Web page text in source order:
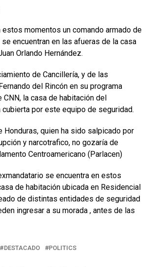
estos momentos un comando armado de
encuentran en las afueras de la casa
Orlando Hernández.
de Cancillería, y de las
del Rincón en su programa
CNN, la casa de habitación del
por este equipo de seguridad.
Honduras, quien ha sido salpicado por
y narcotrafico, no gozaría de
Centroamericano (Parlacen)
se encuentra en estos
de habitación ubicada en Residencial
de distintas entidades de seguridad
ingresar a su morada , antes de las
#DESTACADO POLITICS